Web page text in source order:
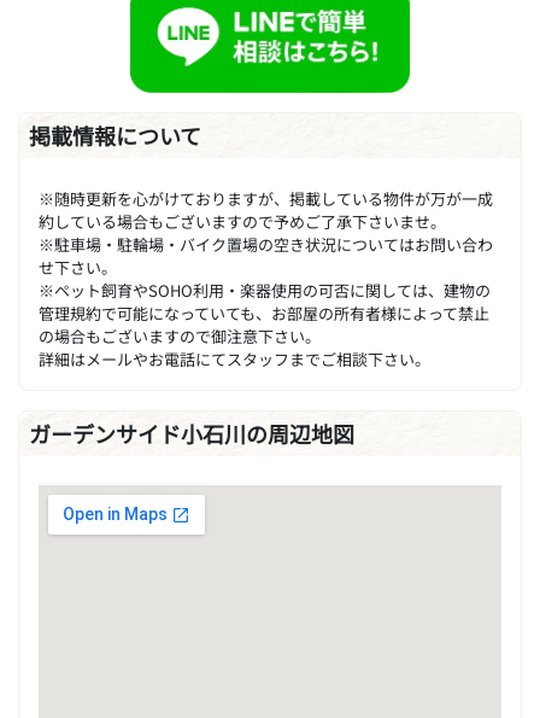
掲載情報について
※随時更新を心がけておりますが、掲載している物件が万が一成
約している場合もございますので予めご了承下さいませ。
※駐車場・駐輪場・バイク置場の空き状況についてはお問い合わ
せ下さい。
※ペット飼育やSOHO利用・楽器使用の可否に関しては、建物の
管理規約で可能になっていても、お部屋の所有者様によって禁止
の場合もございますので御注意下さい。
詳細はメールやお電話にてスタッフまでご相談下さい。
ガーデンサイド小石川の周辺地図